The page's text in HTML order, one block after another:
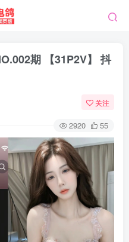
期 【31P2V】 抖
关注
2920 55